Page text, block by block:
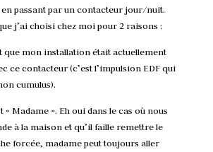
passant par un contacteur jour/nuit.
j’ai choisi chez moi pour 2 raisons :
que mon installation était actuellement
ce contacteur (c’est l’impulsion EDF qui
cumulus).
« Madame ». Eh oui dans le cas où nous
à la maison et qu’il faille remettre le
forcée, madame peut toujours aller